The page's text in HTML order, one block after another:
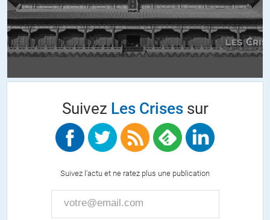
Nous avons mieux à faire que de relayer ce spectacle!
+6 ALERTER
Ando//02.11.2020 à 13h29
Le plus étrange est que cette présidentielle aux États-Unis nous est
Trump et Biden n’en sont jamais qu’une émanation. La différence est
que Trump est un oligarque qui s’est imposé dans un milieu
haines de coterie et de personnes mais rien qui suppose un
Suivez Les Crisessur
Suivez l'actu et ne ratez plus une publication